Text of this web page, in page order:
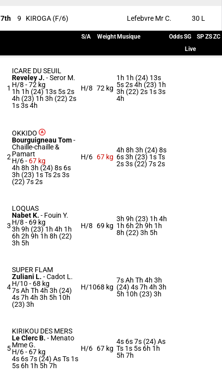
7th 9 KIROGA (F/6) Lefebvre Mr C. 30 L
S/A Weight Musique OddsSG SPZSZC
Live
1
ICARE DU SEUIL
Reveley J. -Seror M.
H/8 -72 kg
1h 1h (24) 13s 5s 2s
4h (23) 1h 3h (22) 2s
1s 3s 4h
H/8 72 kg
1h 1h (24) 13s
5s 2s 4h (23) 1h
3h (22) 2s 1s 3s
4h
2
OKKIDO
Bourguigneau Tom-
Chaille-chaille &
Pamart
H/6 - 67 kg
4h 8h 3h (24) 8s 6s
3h (23) 1s Ts 2s 3s
(22) 7s 2s
H/6 67 kg
4h 8h 3h (24) 8s
6s 3h (23) 1s Ts
2s 3s (22) 7s 2s
3
LOQUAS
Nabet K. - Fouin Y.
H/8 - 69 kg
3h 9h (23) 1h 4h 1h
6h 2h 9h 1h 8h (22)
3h 5h
H/8 69 kg
3h 9h (23) 1h 4h
1h 6h 2h 9h 1h
8h (22) 3h 5h
4
SUPER FLAM
Zuliani L. -Cadot L.
H/10 - 68 kg
7s Ah Th 4h 3h (24)
4s 7h 4h 3h 5h 10h
(23) 3h
H/1068 kg
7s Ah Th 4h 3h
(24) 4s 7h 4h 3h
5h 10h (23) 3h
5
KIRIKOU DES MERS
Le Clerc B. - Menato
Mme G.
H/6 - 67 kg
4s 6s 7s (24) As Ts 1s
5s 6h 1h 5h 7h
H/6 67 kg
4s 6s 7s (24) As
Ts 1s 5s 6h 1h
5h 7h